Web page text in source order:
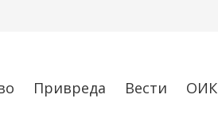
Привреда Вести ОИК